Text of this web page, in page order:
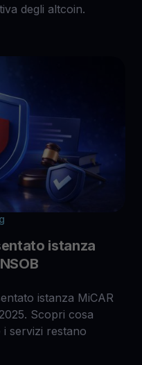
degli altcoin.
istanza
istanza MiCAR
Scopri cosa
servizi restano